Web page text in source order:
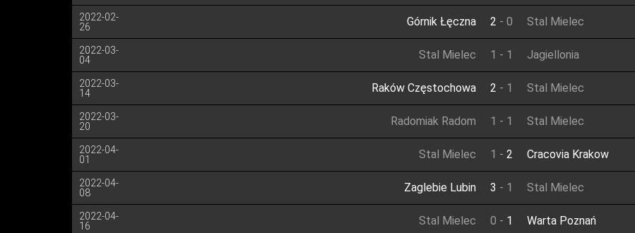
2022-02-
26
Górnik Łęczna 2 - 0 Stal Mielec
2022-03-
04
Stal Mielec 1 - 1 Jagiellonia
2022-03-
14
Raków Częstochowa 2 - 1 Stal Mielec
2022-03-
20
Radomiak Radom 1 - 1 Stal Mielec
2022-04-
01
Stal Mielec 1 - 2 Cracovia Krakow
2022-04-
08
Zaglebie Lubin 3 - 1 Stal Mielec
2022-04-
16
Stal Mielec 0 - 1 Warta Poznań